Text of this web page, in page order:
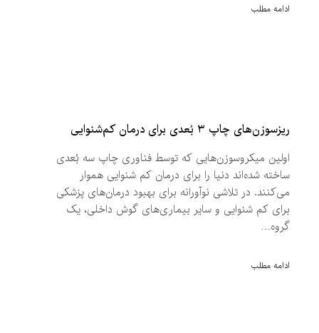
ادامه مطلب
ریزسوزن‌های چاپ ۳ بُعدی برای درمان کم‌شنوایی
اولین میکروسوزن‌هایی که توسط فناوری چاپ سه بُعدی
ساخته شده‌اند دنیا را برای درمان کم شنوایی هموار
می‌کنند. در تلاشی نوآورانه برای بهبود درمان‌های پزشکی
برای کم شنوایی و سایر بیماری‌های گوش داخلی، یک
گروه…
ادامه مطلب